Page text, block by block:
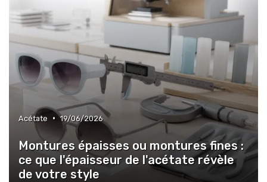
Acétate • 19/06/2026
Montures épaisses ou montures fines :
ce que l'épaisseur de l'acétate révèle
de votre style